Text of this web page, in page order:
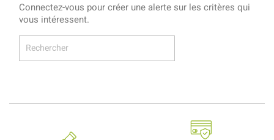
Connectez-vous pour créer une alerte sur les critères qui
vous intéressent.